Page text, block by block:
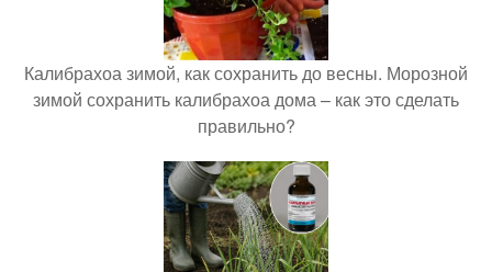
Калибрахоа зимой, как сохранить до весны. Морозной
зимой сохранить калибрахоа дома – как это сделать
правильно?